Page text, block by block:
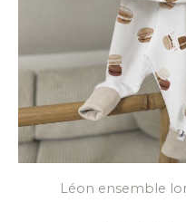
Léon ensemble